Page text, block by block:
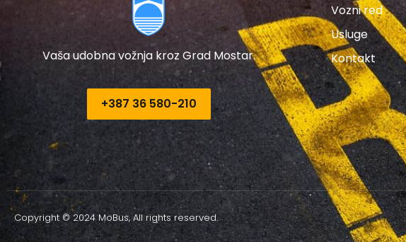
Vaša udobna vožnja kroz Grad Mostar.
+387 36 580-210​
Vozni red
Usluge
Kontakt
Copyright © 2024 MoBus, All rights reserved.